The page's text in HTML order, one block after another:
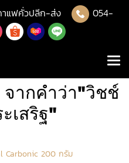
าแฟคั่วปลีก-ส่ง
054-
จากคำว่า"วิชช์
เสริฐ"
Carbonic 200 กรัม